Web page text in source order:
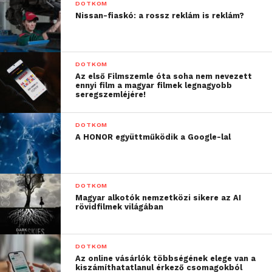
( Mérföldkövek a számítástechnikában
azOrszágos Műszaki Múzeumrendezésében)
szakmai vezetője. 2011-ben az Egy Géniusz ifjúkora
című Neumann János-emlékkiállítás szakmai
vezetője (rendezte:Képes Gábor
Közlekedési Múzeum), a kiállításhoz készült,
Neumann János életéről és munkásságáról szóló
tablósor és kísérőkiadvány szerzője.
A Neumann János Számítógép-tudományi Társaság
Informatikatörténeti Fórumának (ITF) tiszteletbeli
elnöke. A szegedi
Múzeum(Informatika Történeti Múzeum
Alapítvány) kezdeményezője. Szerepe kiemelkedő
az informatikai eszközök muzeális megőrzésében
és az informatikatörténeti népszerűsítésben. (forrás:
Wikipedia)
DOTKOM
Nissan-fiaskó: a rossz reklám is reklám?
DOTKOM
Az első Filmszemle óta soha nem nevezett
ennyi film a magyar filmek legnagyobb
seregszemléjére!
DOTKOM
A HONOR együttműködik a Google-lal
DOTKOM
Magyar alkotók nemzetközi sikere az AI
rövidfilmek világában
DOTKOM
Az online vásárlók többségének elege van a
kiszámíthatatlanul érkező csomagokból